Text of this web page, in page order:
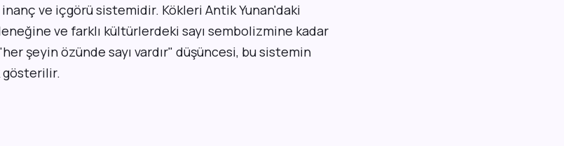
ve içgörü sistemidir. Kökleri Antik Yunan'daki
ve farklı kültürlerdeki sayı sembolizmine kadar
şeyin özünde sayı vardır" düşüncesi, bu sistemin
gösterilir.